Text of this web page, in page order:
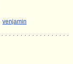
venjamin